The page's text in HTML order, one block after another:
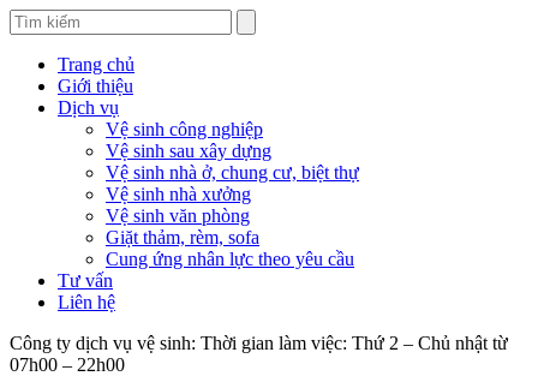
Trang chủ
Giới thiệu
Dịch vụ
Vệ sinh công nghiệp
Vệ sinh sau xây dựng
Vệ sinh nhà ở, chung cư, biệt thự
Vệ sinh nhà xưởng
Vệ sinh văn phòng
Giặt thảm, rèm, sofa
Cung ứng nhân lực theo yêu cầu
Tư vấn
Liên hệ
Công ty dịch vụ vệ sinh: Thời gian làm việc: Thứ 2 – Chủ nhật từ
07h00 – 22h00